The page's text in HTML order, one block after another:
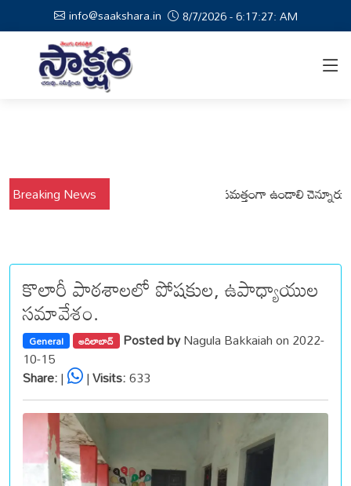
info@saakshara.in 8/7/2026 - 6:17:28: AM
Breaking News
కోటపల్లి, వేమనపల్లి మండలాల ప్రజలు అప్రమత్తంగా ఉండాలి చెన్నూరు
కొలారీ పాఠశాలలో పోషకుల, ఉపాధ్యాయుల
సమావేశం.
General ఆదిలాబాద్ Posted byNagula Bakkaiah on 2022-
10-15
Share:| |Visits:633